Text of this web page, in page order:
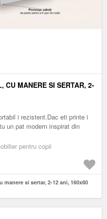
CU MANERE SI SERTAR, 2-
i rezistent.Dac eti printe i
un pat modern inspirat din
pentru copii
si sertar, 2-12 ani, 160x80